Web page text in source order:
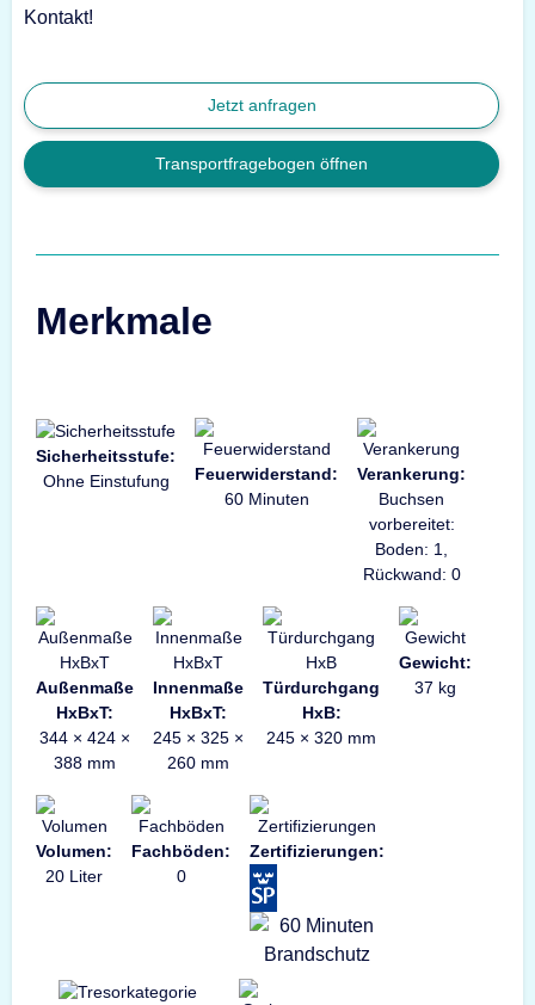
Kontakt!
Jetzt anfragen
Transportfragebogen öffnen
Merkmale
Sicherheitsstufe:
Ohne Einstufung
Feuerwiderstand:
60 Minuten
Verankerung:
Buchsen
vorbereitet:
Boden: 1,
Rückwand: 0
Außenmaße
HxBxT:
344 × 424 ×
388 mm
Innenmaße
HxBxT:
245 × 325 ×
260 mm
Türdurchgang
HxB:
245 × 320 mm
Gewicht:
37 kg
Volumen:
20 Liter
Fachböden:
0
Zertifizierungen: